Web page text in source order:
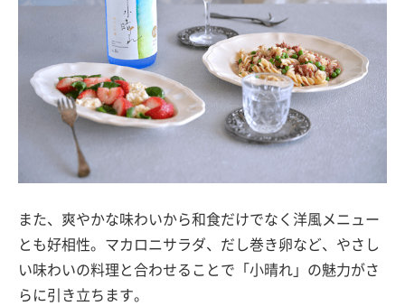
また、爽やかな味わいから和食だけでなく洋風メニュー
とも好相性。マカロニサラダ、だし巻き卵など、やさし
い味わいの料理と合わせることで「小晴れ」の魅力がさ
らに引き立ちます。